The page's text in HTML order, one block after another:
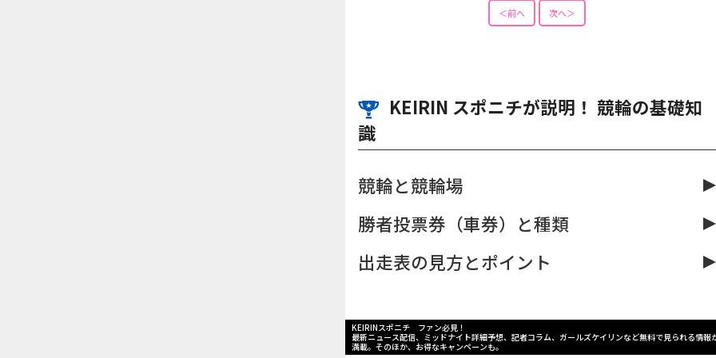
＜前へ 次へ＞
KEIRIN スポニチが説明！ 競輪の基礎知
識
競輪と競輪場
勝者投票券（車券）と種類
出走表の見方とポイント
KEIRINスポニチ ファン必見！
最新ニュース配信、ミッドナイト詳細予想、記者コラム、ガールズケイリンなど無料で見られる情報
満載。そのほか、お得なキャンペーンも。